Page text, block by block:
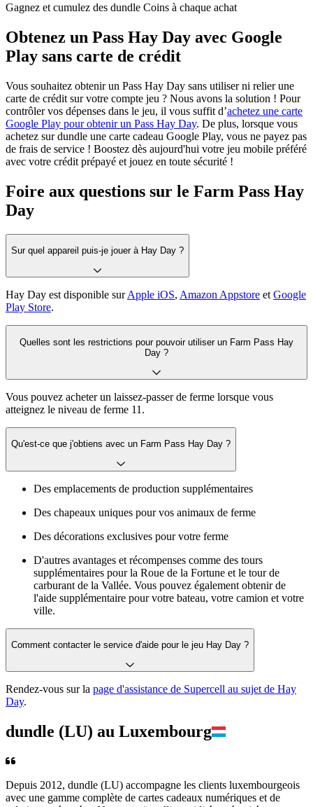
Gagnez et cumulez des dundle Coins à chaque achat
Obtenez un Pass Hay Day avec Google
Play sans carte de crédit
Vous souhaitez obtenir un Pass Hay Day sans utiliser ni relier une
carte de crédit sur votre compte jeu ? Nous avons la solution ! Pour
contrôler vos dépenses dans le jeu, il vous suffit d’achetez une carte
Google Play pour obtenir un Pass Hay Day. De plus, lorsque vous
achetez sur dundle une carte cadeau Google Play, vous ne payez pas
de frais de service ! Boostez dès aujourd'hui votre jeu mobile préféré
avec votre crédit prépayé et jouez en toute sécurité !
Foire aux questions sur le Farm Pass Hay
Day
Sur quel appareil puis-je jouer à Hay Day ?
Hay Day est disponible surApple iOS, Amazon Appstore et Google
Play Store.
Quelles sont les restrictions pour pouvoir utiliser un Farm Pass Hay
Day ?
Vous pouvez acheter un laissez-passer de ferme lorsque vous
atteignez le niveau de ferme 11.
Qu'est-ce que j'obtiens avec un Farm Pass Hay Day ?
Des emplacements de production supplémentaires
Des chapeaux uniques pour vos animaux de ferme
Des décorations exclusives pour votre ferme
D'autres avantages et récompenses comme des tours
supplémentaires pour la Roue de la Fortune et le tour de
carburant de la Vallée. Vous pouvez également obtenir de
l'aide supplémentaire pour votre bateau, votre camion et votre
ville.
Comment contacter le service d'aide pour le jeu Hay Day ?
Rendez-vous sur la page d'assistance de Supercell au sujet de Hay
Day.
dundle (LU) au Luxembourg
Depuis 2012, dundle (LU) accompagne les clients luxembourgeois
avec une gamme complète de cartes cadeaux numériques et de